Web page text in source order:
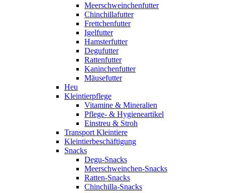
Meerschweinchenfutter
Chinchillafutter
Frettchenfutter
Igelfutter
Hamsterfutter
Degufutter
Rattenfutter
Kaninchenfutter
Mäusefutter
Heu
Kleintierpflege
Vitamine & Mineralien
Pflege- & Hygieneartikel
Einstreu & Stroh
Transport Kleintiere
Kleintierbeschäftigung
Snacks
Degu-Snacks
Meerschweinchen-Snacks
Ratten-Snacks
Chinchilla-Snacks